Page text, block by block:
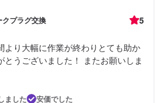
クプラグ交換 5
より大幅に作業が終わりとても助か
とうございました！ またお願いしま
ました
安価でした